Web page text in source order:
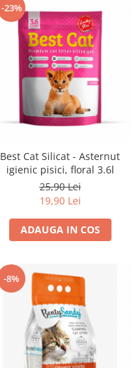
-23%
Best Cat Silicat - Asternut
igienic pisici, floral 3.6l
25,90 Lei
19,90 Lei
ADAUGA IN COS
-8%